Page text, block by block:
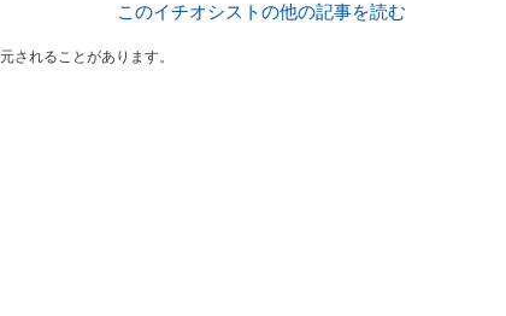
このイチオシストの他の記事を読む
されることがあります。